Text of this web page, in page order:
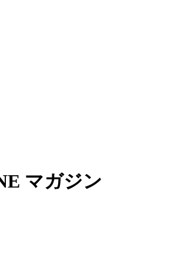
マガジン